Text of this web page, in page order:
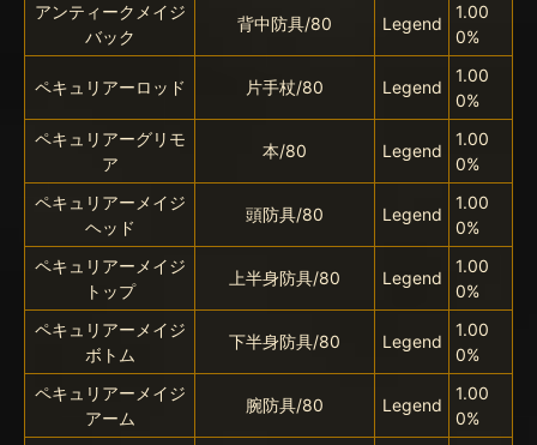
アンティークメイジ
バック
背中防具/80 Legend
1.00
0%
ペキュリアーロッド 片手杖/80 Legend
1.00
0%
ペキュリアーグリモ
ア
本/80 Legend
1.00
0%
ペキュリアーメイジ
ヘッド
頭防具/80 Legend
1.00
0%
ペキュリアーメイジ
トップ
上半身防具/80 Legend
1.00
0%
ペキュリアーメイジ
ボトム
下半身防具/80 Legend
1.00
0%
ペキュリアーメイジ
アーム
腕防具/80 Legend
1.00
0%